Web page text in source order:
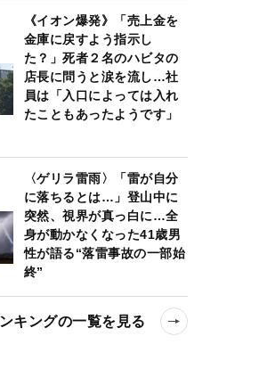
《イオン爆発》「売上金を
金庫に戻すよう指示し
た？」死者２名のハビタの
店長に問うと涙を流し…社
員は「入口によっては入れ
たこともあったようです」
〈ゲリラ雷雨〉「雷が自分
に落ちるとは…」登山中に
突然、視界が真っ白に…全
身が動かなくなった41歳男
性が語る“落雷事故の一部始
終”
キングの一覧を見る